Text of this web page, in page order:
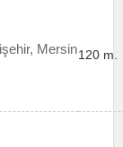
Mersin120 m.